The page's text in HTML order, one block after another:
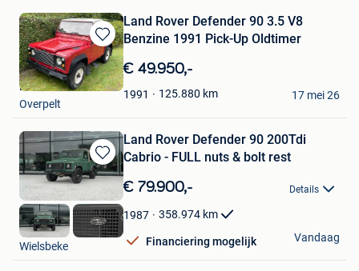
Bewaren
in
Mijn
Favorieten
Land Rover Defender 90 3.5 V8
Benzine 1991 Pick-Up Oldtimer
€ 49.950,-
1991 125.880 km
Robert
Overpelt
17 mei 26
Bewaren
in
Mijn
Favorieten
Land Rover Defender 90 200Tdi
Cabrio - FULL nuts & bolt rest
€ 79.900,- Details
1987 358.974 km
Financiering mogelijk
DCT
Wielsbeke
Vandaag